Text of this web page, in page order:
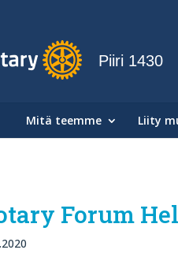
Piiri 1430
Mitä teemme Liity
Forum